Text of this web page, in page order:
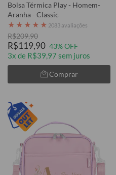
Bolsa Térmica Play - Homem-
Aranha - Classic
★ ★ ★ ★ ★ 2083 avaliações
R$209,90
R$119,90 43% OFF
3x de R$39,97 sem juros
Comprar